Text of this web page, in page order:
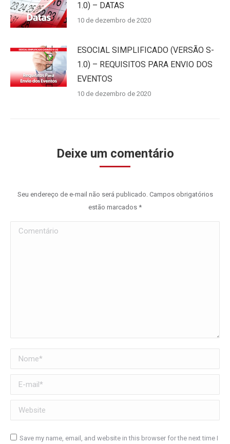
1.0) – DATAS
10 de dezembro de 2020
ESOCIAL SIMPLIFICADO (VERSÃO S-
1.0) – REQUISITOS PARA ENVIO DOS
EVENTOS
10 de dezembro de 2020
Deixe um comentário
Seu endereço de e-mail não será publicado. Campos obrigatórios
estão marcados *
Comentário
Nome *
E-mail *
Website
Save my name, email, and website in this browser for the next time I